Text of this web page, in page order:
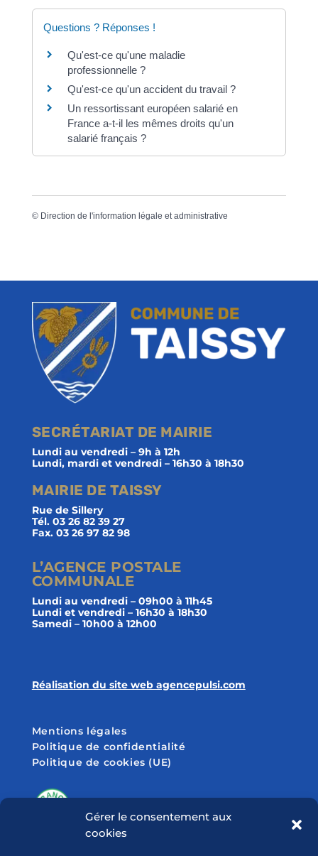
Gérer le consentement aux
cookies
Questions ? Réponses !
Qu'est-ce qu'une maladie
professionnelle ?
Qu'est-ce qu'un accident du travail ?
Un ressortissant européen salarié en
France a-t-il les mêmes droits qu'un
salarié français ?
© Direction de l'information légale et administrative
SECRÉTARIAT DE MAIRIE
Lundi au vendredi – 9h à 12h
Lundi, mardi et vendredi – 16h30 à 18h30
MAIRIE DE TAISSY
Rue de Sillery
Tél. 03 26 82 39 27
Fax. 03 26 97 82 98
L’AGENCE POSTALE
COMMUNALE
Lundi au vendredi – 09h00 à 11h45
Lundi et vendredi – 16h30 à 18h30
Samedi – 10h00 à 12h00
Réalisation du site web agencepulsi.com
Mentions légales
Politique de confidentialité
Politique de cookies (UE)